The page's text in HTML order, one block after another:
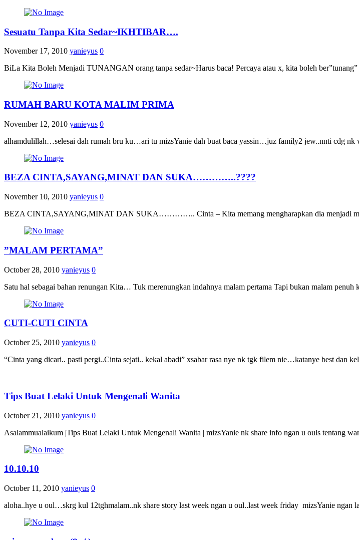
Sesuatu Tanpa Kita Sedar~IKHTIBAR….
November 17, 2010 yanieyus 0
BiLa Kita Boleh Menjadi TUNANGAN orang tanpa sedar~Harus baca! Percaya atau x, kita boleh ber”tunang”
RUMAH BARU KOTA MALIM PRIMA
November 12, 2010 yanieyus 0
alhamdulillah…selesai dah rumah bru ku…ari tu mizsYanie dah buat baca yassin…juz family2 jew..nnti cdg
BEZA CINTA,SAYANG,MINAT DAN SUKA…………..????
November 10, 2010 yanieyus 0
BEZA CINTA,SAYANG,MINAT DAN SUKA………….. Cinta – Kita memang mengharapkan dia menjadi
”MALAM PERTAMA”
October 28, 2010 yanieyus 0
Satu hal sebagai bahan renungan Kita… Tuk merenungkan indahnya malam pertama Tapi bukan malam
CUTI-CUTI CINTA
October 25, 2010 yanieyus 0
“Cinta yang dicari.. pasti pergi..Cinta sejati.. kekal abadi” xsabar rasa nye nk tgk filem nie…katanye best dan
Tips Buat Lelaki Untuk Mengenali Wanita
October 21, 2010 yanieyus 0
Asalammualaikum |Tips Buat Lelaki Untuk Mengenali Wanita | mizsYanie nk share info ngan u ouls tentang
10.10.10
October 11, 2010 yanieyus 0
aloha..hye u oul…skrg kul 12tghmalam..nk share story last week ngan u oul..last week friday mizsYanie ngan